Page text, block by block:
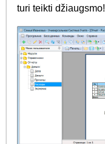
turi teikti džiaugsmo!